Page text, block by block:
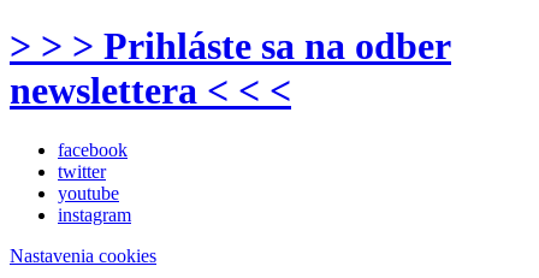
> > > Prihláste sa na odber
newslettera < < <
facebook
twitter
youtube
instagram
Nastavenia cookies